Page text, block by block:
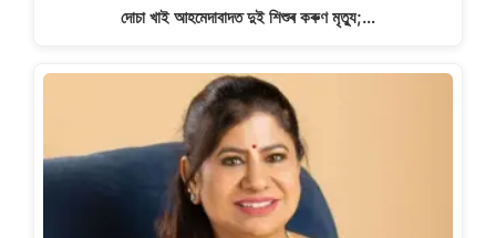
দোচা খাই আহমেদাবাদত দুই শিশুৰ কৰুণ মৃত্যু;…